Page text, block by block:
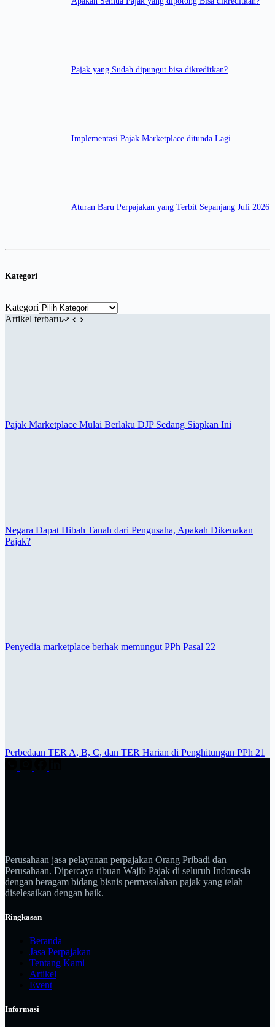
Pajak yang Sudah dipungut bisa dikreditkan?
Implementasi Pajak Marketplace ditunda Lagi
Aturan Baru Perpajakan yang Terbit Sepanjang Juli 2026
Kategori
Kategori
Artikel terbaru
Pajak Marketplace Mulai Berlaku DJP Sedang Siapkan Ini
Negara Dapat Hibah Tanah dari Pengusaha, Apakah Dikenakan
Pajak?
Penyedia marketplace berhak memungut PPh Pasal 22
Perbedaan TER A, B, C, dan TER Harian di Penghitungan PPh 21
Perusahaan jasa pelayanan perpajakan Orang Pribadi dan
Perusahaan. Dipercaya ribuan Wajib Pajak di seluruh Indonesia
dengan beragam bidang bisnis permasalahan pajak yang telah
diselesaikan dengan baik.
Ringkasan
Beranda
Jasa Perpajakan
Tentang Kami
Artikel
Event
Informasi